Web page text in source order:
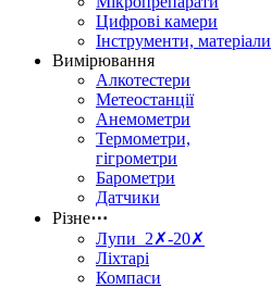
Цифрові камери
Інструменти, матеріали
Вимірювання
Алкотестери
Метеостанції
Анемометри
Термометри,
гігрометри
Барометри
Датчики
Різне⋯
Лупи 2✗-20✗
Ліхтарі
Компаси